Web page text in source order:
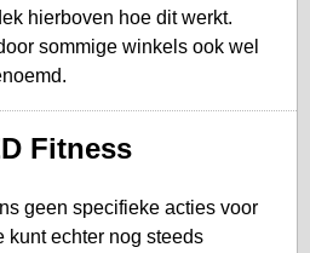
hierboven hoe dit werkt.
sommige winkels ook wel
Fitness
geen specifieke acties voor
kunt echter nog steeds